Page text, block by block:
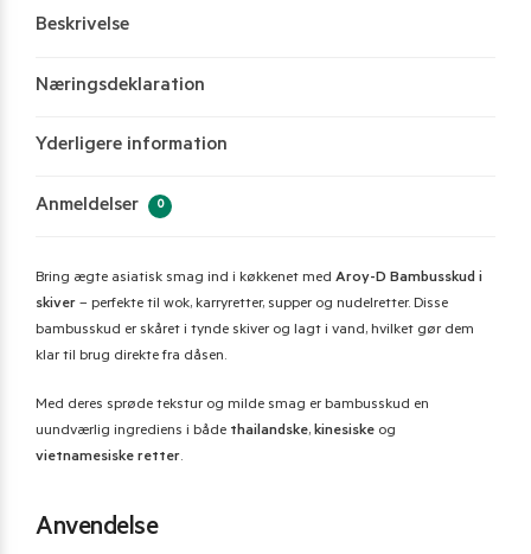
Beskrivelse
Næringsdeklaration
Yderligere information
Anmeldelser 0
Bring ægte asiatisk smag ind i køkkenet med Aroy-D Bambusskud i
skiver – perfekte til wok, karryretter, supper og nudelretter. Disse
bambusskud er skåret i tynde skiver og lagt i vand, hvilket gør dem
klar til brug direkte fra dåsen.
Med deres sprøde tekstur og milde smag er bambusskud en
uundværlig ingrediens i både thailandske, kinesiske og
vietnamesiske retter.
Anvendelse